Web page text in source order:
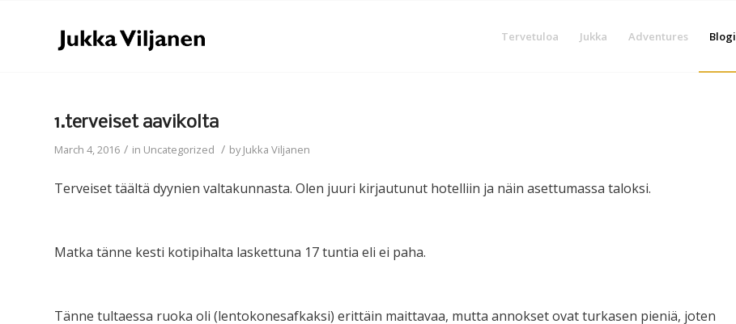
Tervetuloa Jukka Adventures Blogi
1.terveiset aavikolta
March 4, 2016 / in Uncategorized / byJukka Viljanen
Terveiset täältä dyynien valtakunnasta. Olen juuri kirjautunut hotelliin ja näin asettumassa taloksi.
Matka tänne kesti kotipihalta laskettuna 17 tuntia eli ei paha.
Tänne tultaessa ruoka oli (lentokonesafkaksi) erittäin maittavaa, mutta annokset ovat turkasen pieniä, joten